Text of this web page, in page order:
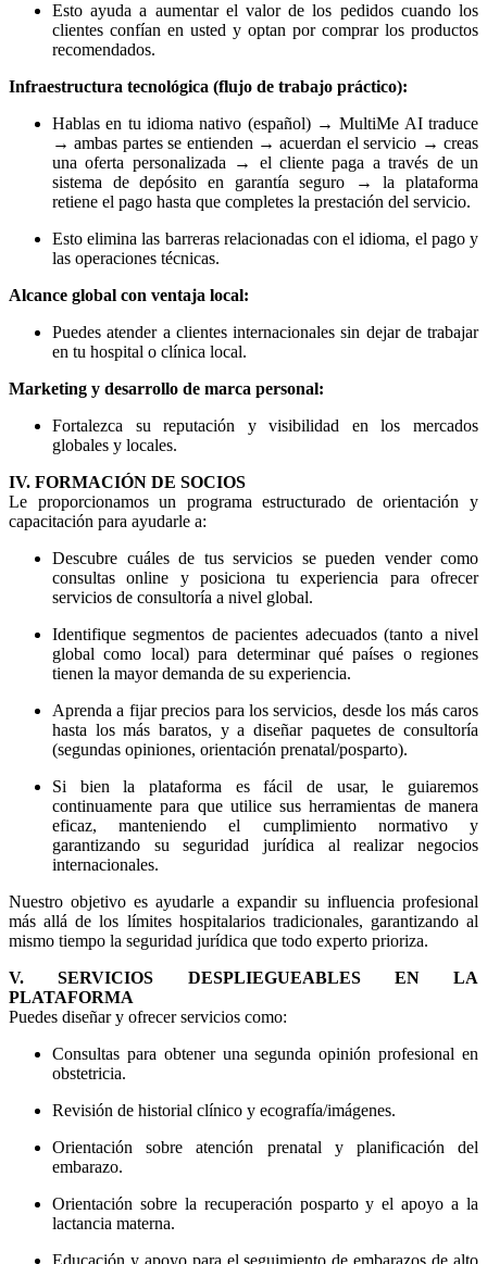
Esto ayuda a aumentar el valor de los pedidos cuando los
clientes confían en usted y optan por comprar los productos
recomendados.
Infraestructura tecnológica (flujo de trabajo práctico):
Hablas en tu idioma nativo (español) → MultiMe AI traduce
→ ambas partes se entienden → acuerdan el servicio → creas
una oferta personalizada → el cliente paga a través de un
sistema de depósito en garantía seguro → la plataforma
retiene el pago hasta que completes la prestación del servicio.
Esto elimina las barreras relacionadas con el idioma, el pago y
las operaciones técnicas.
Alcance global con ventaja local:
Puedes atender a clientes internacionales sin dejar de trabajar
en tu hospital o clínica local.
Marketing y desarrollo de marca personal:
Fortalezca su reputación y visibilidad en los mercados
globales y locales.
IV. FORMACIÓN DE SOCIOS
Le proporcionamos un programa estructurado de orientación y
capacitación para ayudarle a:
Descubre cuáles de tus servicios se pueden vender como
consultas online y posiciona tu experiencia para ofrecer
servicios de consultoría a nivel global.
Identifique segmentos de pacientes adecuados (tanto a nivel
global como local) para determinar qué países o regiones
tienen la mayor demanda de su experiencia.
Aprenda a fijar precios para los servicios, desde los más caros
hasta los más baratos, y a diseñar paquetes de consultoría
(segundas opiniones, orientación prenatal/posparto).
Si bien la plataforma es fácil de usar, le guiaremos
continuamente para que utilice sus herramientas de manera
eficaz, manteniendo el cumplimiento normativo y
garantizando su seguridad jurídica al realizar negocios
internacionales.
Nuestro objetivo es ayudarle a expandir su influencia profesional
más allá de los límites hospitalarios tradicionales, garantizando al
mismo tiempo la seguridad jurídica que todo experto prioriza.
V. SERVICIOS DESPLIEGUEABLES EN LA
PLATAFORMA
Puedes diseñar y ofrecer servicios como:
Consultas para obtener una segunda opinión profesional en
obstetricia.
Revisión de historial clínico y ecografía/imágenes.
Orientación sobre atención prenatal y planificación del
embarazo.
Orientación sobre la recuperación posparto y el apoyo a la
lactancia materna.